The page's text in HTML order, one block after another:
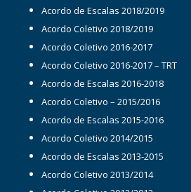
Acordo de Escalas 2018/2019
Acordo Coletivo 2018/2019
Acordo Coletivo 2016-2017
Acordo Coletivo 2016-2017 – TRT
Acordo de Escalas 2016-2018
Acordo Coletivo – 2015/2016
Acordo de Escalas 2015-2016
Acordo Coletivo 2014/2015
Acordo de Escalas 2013-2015
Acordo Coletivo 2013/2014